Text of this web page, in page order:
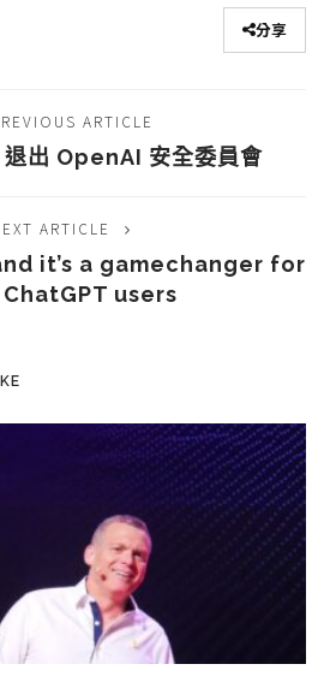
分享
ARTICLE
出 OpenAI 安全委員會
ARTICLE
it’s a gamechanger for
users